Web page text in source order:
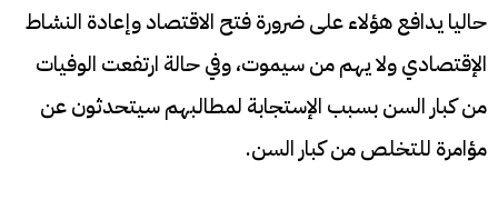
حاليا يدافع هؤلاء على ضرورة فتح الاقتصاد وإعادة النشاط
الإقتصادي ولا يهم من سيموت، وفي حالة ارتفعت الوفيات
من كبار السن بسبب الإستجابة لمطالبهم سيتحدثون عن
مؤامرة للتخلص من كبار السن.